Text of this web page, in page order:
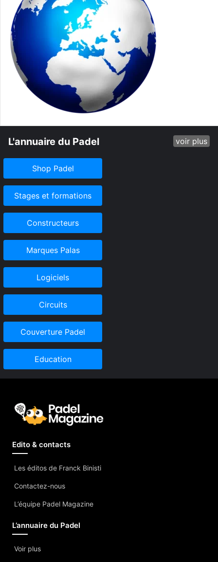
L'annuaire du Padel voir plus
Shop Padel
Stages et formations
Constructeurs
Marques Palas
Logiciels
Circuits
Couverture Padel
Education
Edito & contacts
Les éditos de Franck Binisti
Contactez-nous
L’équipe Padel Magazine
L’annuaire du Padel
Voir plus